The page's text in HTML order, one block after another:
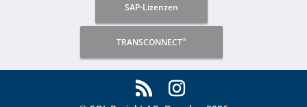
SAP-Lizenzen
TRANSCONNECT®